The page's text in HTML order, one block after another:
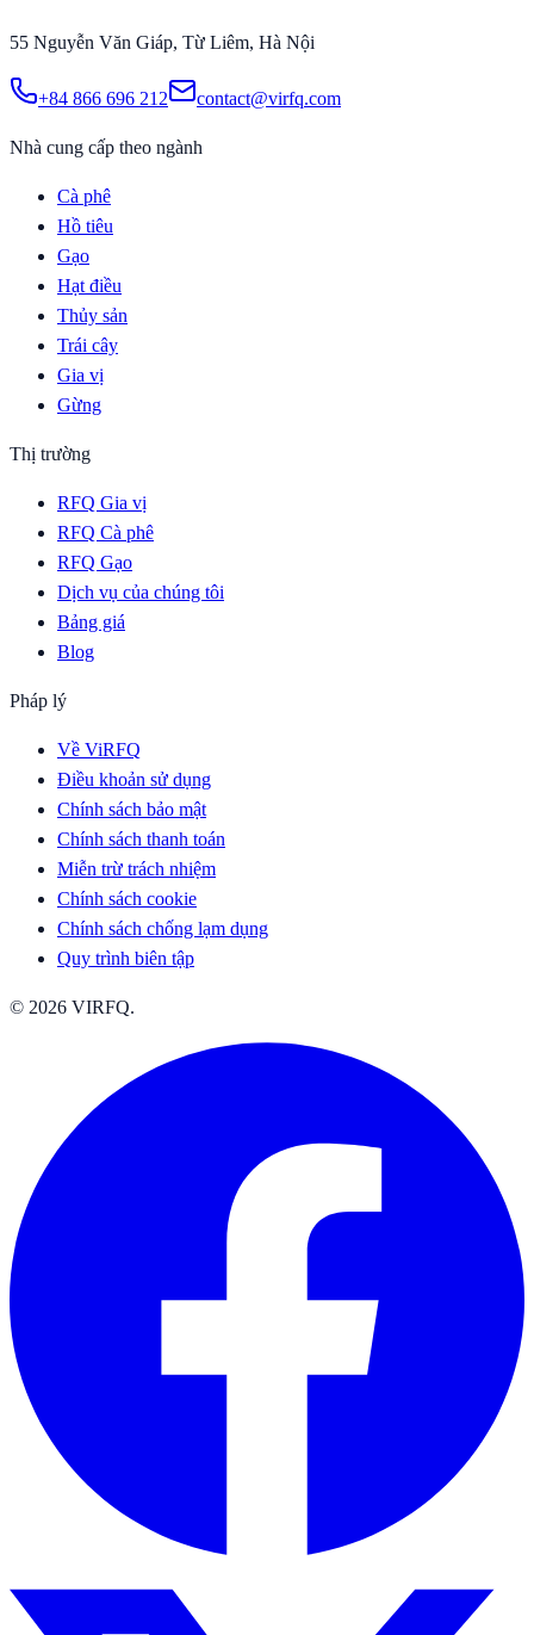
55 Nguyễn Văn Giáp, Từ Liêm, Hà Nội
+84 866 696 212 contact@virfq.com
Nhà cung cấp theo ngành
Cà phê
Hồ tiêu
Gạo
Hạt điều
Thủy sản
Trái cây
Gia vị
Gừng
Thị trường
RFQ Gia vị
RFQ Cà phê
RFQ Gạo
Dịch vụ của chúng tôi
Bảng giá
Blog
Pháp lý
Về ViRFQ
Điều khoản sử dụng
Chính sách bảo mật
Chính sách thanh toán
Miễn trừ trách nhiệm
Chính sách cookie
Chính sách chống lạm dụng
Quy trình biên tập
© 2026 VIRFQ.